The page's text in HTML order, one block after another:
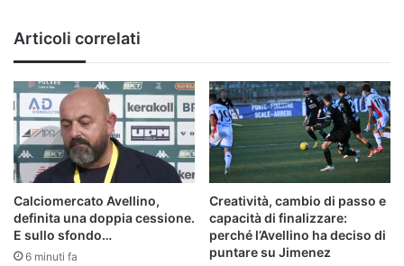
Articoli correlati
Calciomercato Avellino,
definita una doppia cessione.
E sullo sfondo…
6 minuti fa
Creatività, cambio di passo e
capacità di finalizzare:
perché l’Avellino ha deciso di
puntare su Jimenez